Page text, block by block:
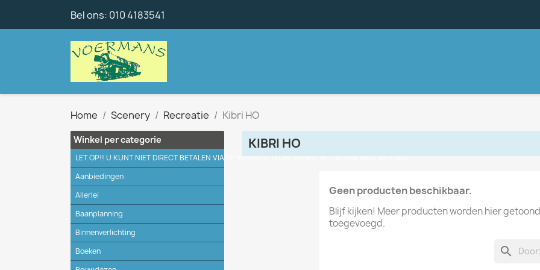
Bel ons: 010 4183541
Home Scenery Recreatie Kibri HO
Winkel per categorie
LET OP!! U KUNT NIET DIRECT BETALEN VIA DE WEBSITE, U ONTVANGT ALTIJD EEN MAIL VAN MIJ!
Aanbiedingen
Allerlei
Baanplanning
Binnenverlichting
Boeken
KIBRI HO
Geen producten beschikbaar.
Blijf kijken! Meer producten worden hier
toegevoegd.
search